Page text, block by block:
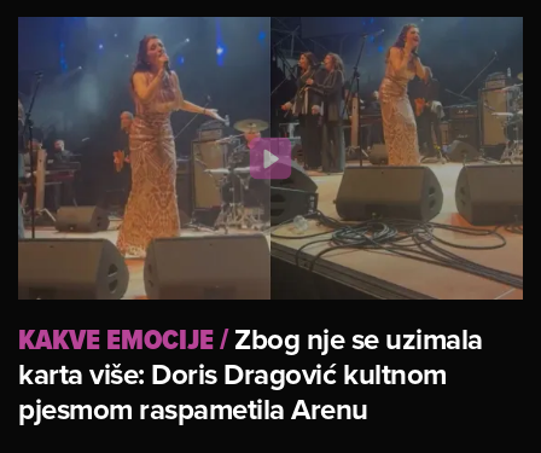
KAKVE EMOCIJE/Zbog nje se uzimala
karta više: Doris Dragović kultnom
pjesmom raspametila Arenu